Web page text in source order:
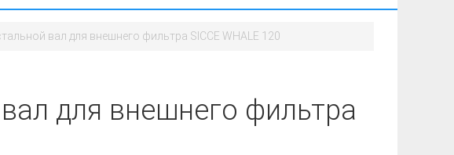
вал для внешнего фильтра SICCE WHALE 120
для внешнего фильтра